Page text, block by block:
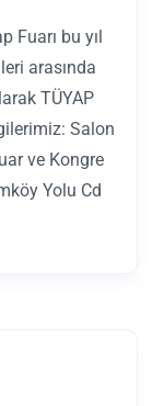
Fuarı bu yıl
arasında
TÜYAP
Salon
ve Kongre
Yolu Cd